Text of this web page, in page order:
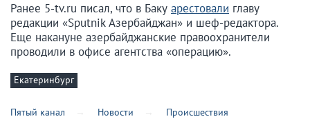
Ранее 5-tv.ru писал, что в Баку арестовали главу
редакции «Sputnik Азербайджан» и шеф-редактора.
Еще накануне азербайджанские правоохранители
проводили в офисе агентства «операцию».
Екатеринбург
Пятый канал Новости Происшествия